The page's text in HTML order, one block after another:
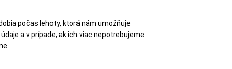
počas lehoty, ktorá nám umožňuje
a v prípade, ak ich viac nepotrebujeme